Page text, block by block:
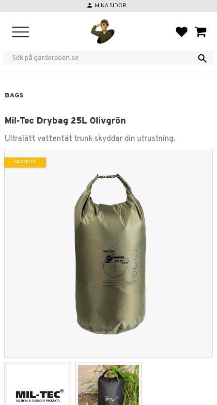
person MINA SIDOR
BAGS
Mil-Tec Drybag 25L Olivgrön
Ultralätt vattentät trunk skyddar din utrustning.
FAVORITE